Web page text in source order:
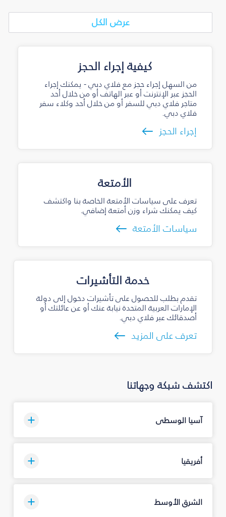
عرض الكل
كيفية إجراء الحجز
من السهل إجراء حجز مع فلاي دبي - يمكنك إجراء
الحجز عبر الإنترنت أو عبر الهاتف أو من خلال أحد
متاجر فلاي دبي للسفر أو من خلال أحد وكلاء سفر
فلاي دبي.
إجراء الحجز
الأمتعة
تعرف على سياسات الأمتعة الخاصة بنا واكتشف
كيف يمكنك شراء وزن أمتعة إضافي.
سياسات الأمتعة
خدمة التأشيرات
تقدم بطلب للحصول على تأشيرات دخول إلى دولة
الإمارات العربية المتحدة نيابة عنك أو عن عائلتك أو
أصدقائك عبر فلاي دبي.
تعرف على المزيد
اكتشف شبكة وجهاتنا
آسيا الوسطى
أفريقيا
الشرق الأوسط